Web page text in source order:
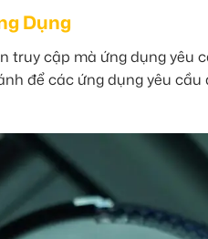
Dụng
truy cập mà ứng dụng yêu
để các ứng dụng yêu